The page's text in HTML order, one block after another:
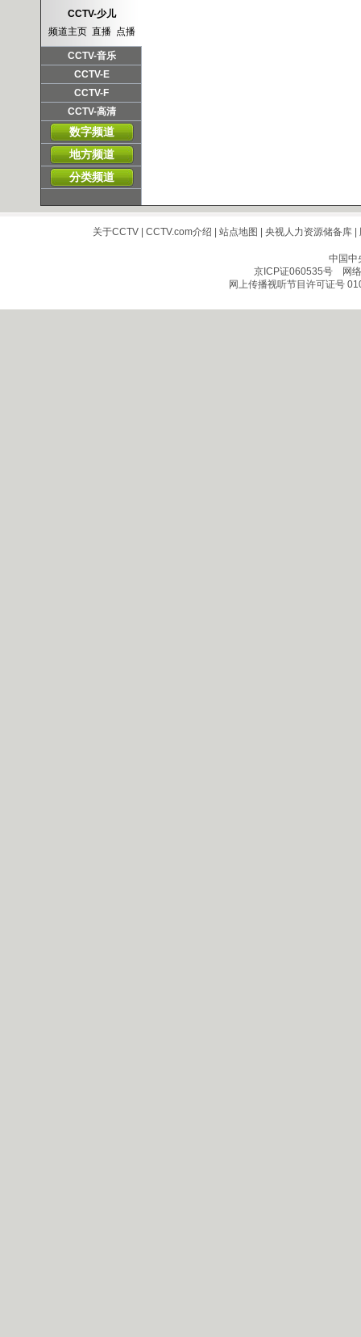
直播
CCTV-少儿
频道主页 直播 点播
CCTV-音乐
频道主页 直播
CCTV-E
频道主页 直播
CCTV-F
频道主页 直播 点播
CCTV-高清
频道主页 直播 点播
数字频道
地方频道
分类频道
关于CCTV| CCTV.com介绍 | 站点地图 | 央视人力资源储备库|
中国中
京ICP证060535号网络
网上传播视听节目许可证号